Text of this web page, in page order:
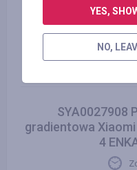
Love Flower
ŻEBY ZOBACZYĆ KODY
SYA0027908
gradientowa
4
YES,
NO,